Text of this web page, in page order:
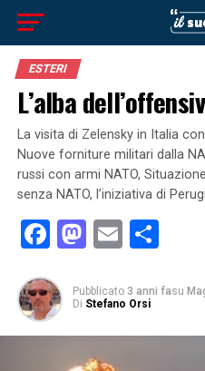
ESTERI
L’alba
La visita di Zelensky in Italia
Nuove forniture militari dalla
russi con armi NATO,
senza NATO, l’iniziativa di
Facebook
Mastodon
Email
Pubblicato 3 anni fasu
Di Stefano Orsi